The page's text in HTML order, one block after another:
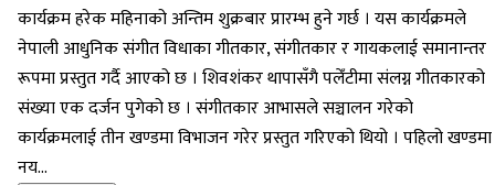
कार्यक्रम हरेक महिनाको अन्तिम शुक्रबार प्रारम्भ हुने गर्छ । यस कार्यक्रमले
नेपाली आधुनिक संगीत विधाका गीतकार, संगीतकार र गायकलाई समानान्तर
रूपमा प्रस्तुत गर्दै आएको छ । शिवशंकर थापासँगै पलेँटीमा संलग्न गीतकारको
संख्या एक दर्जन पुगेको छ । संगीतकार आभासले सञ्चालन गरेको
कार्यक्रमलाई तीन खण्डमा विभाजन गरेर प्रस्तुत गरिएको थियो । पहिलो खण्डमा
नय...